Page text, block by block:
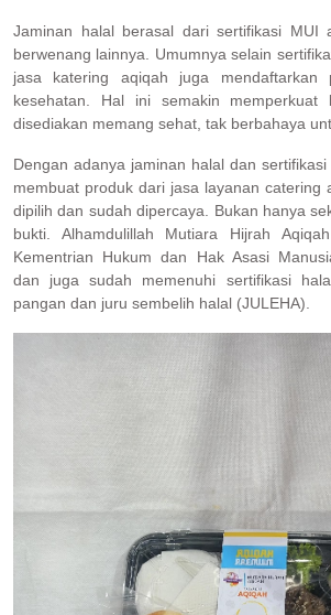
Jaminan halal berasal dari sertifikasi MUI
berwenang lainnya. Umumnya selain
jasa katering aqiqah juga mendaftarkan
kesehatan. Hal ini semakin memperkuat
disediakan memang sehat, tak berbahaya
Dengan adanya jaminan halal dan
membuat produk dari jasa layanan catering
dipilih dan sudah dipercaya. Bukan hanya
bukti. Alhamdulillah Mutiara Hijrah
Kementrian Hukum dan Hak Asasi
dan juga sudah memenuhi sertifikasi
pangan dan juru sembelih halal (JULEHA).